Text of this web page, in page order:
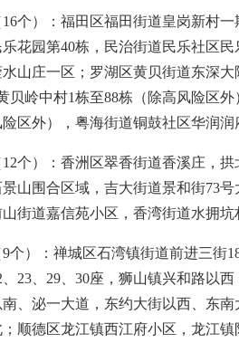
个）：福田区福田街道皇岗新村
花园第40栋，民治街道民乐社区
山庄一区；罗湖区黄贝街道东深
贝岭中村1栋至88栋（除高风险区
区外），粤海街道铜鼓社区华润
个）：香洲区翠香街道香溪庄，
山围合区域，吉大街道景和街73
街道嘉信苑小区，香湾街道水拥
个）：禅城区石湾镇街道前进三街
23、29、30座，狮山镇兴和路以
、泌一大道，东约大街以西、东
顺德区龙江镇西江府小区，龙江